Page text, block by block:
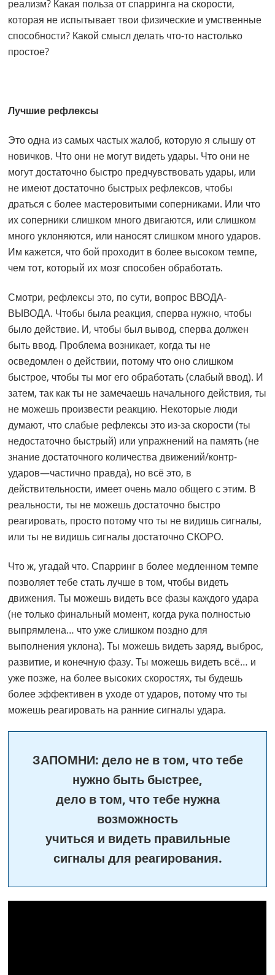
реализм? Какая польза от спарринга на скорости,
которая не испытывает твои физические и умственные
способности? Какой смысл делать что-то настолько
простое?
Лучшие рефлексы
Это одна из самых частых жалоб, которую я слышу от
новичков. Что они не могут видеть удары. Что они не
могут достаточно быстро предчувствовать удары, или
не имеют достаточно быстрых рефлексов, чтобы
драться с более мастеровитыми соперниками. Или что
их соперники слишком много двигаются, или слишком
много уклоняются, или наносят слишком много ударов.
Им кажется, что бой проходит в более высоком темпе,
чем тот, который их мозг способен обработать.
Смотри, рефлексы это, по сути, вопрос ВВОДА-
ВЫВОДА. Чтобы была реакция, сперва нужно, чтобы
было действие. И, чтобы был вывод, сперва должен
быть ввод. Проблема возникает, когда ты не
осведомлен о действии, потому что оно слишком
быстрое, чтобы ты мог его обработать (слабый ввод). И
затем, так как ты не замечаешь начального действия, ты
не можешь произвести реакцию. Некоторые люди
думают, что слабые рефлексы это из-за скорости (ты
недостаточно быстрый) или упражнений на память (не
знание достаточного количества движений/контр-
ударов—частично правда), но всё это, в
действительности, имеет очень мало общего с этим. В
реальности, ты не можешь достаточно быстро
реагировать, просто потому что ты не видишь сигналы,
или ты не видишь сигналы достаточно СКОРО.
Что ж, угадай что. Спарринг в более медленном темпе
позволяет тебе стать лучше в том, чтобы видеть
движения. Ты можешь видеть все фазы каждого удара
(не только финальный момент, когда рука полностью
выпрямлена… что уже слишком поздно для
выполнения уклона). Ты можешь видеть заряд, выброс,
развитие, и конечную фазу. Ты можешь видеть всё… и
уже позже, на более высоких скоростях, ты будешь
более эффективен в уходе от ударов, потому что ты
можешь реагировать на ранние сигналы удара.
ЗАПОМНИ: дело не в том, что тебе
нужно быть быстрее,
дело в том, что тебе нужна
возможность
учиться и видеть правильные
сигналы для реагирования.